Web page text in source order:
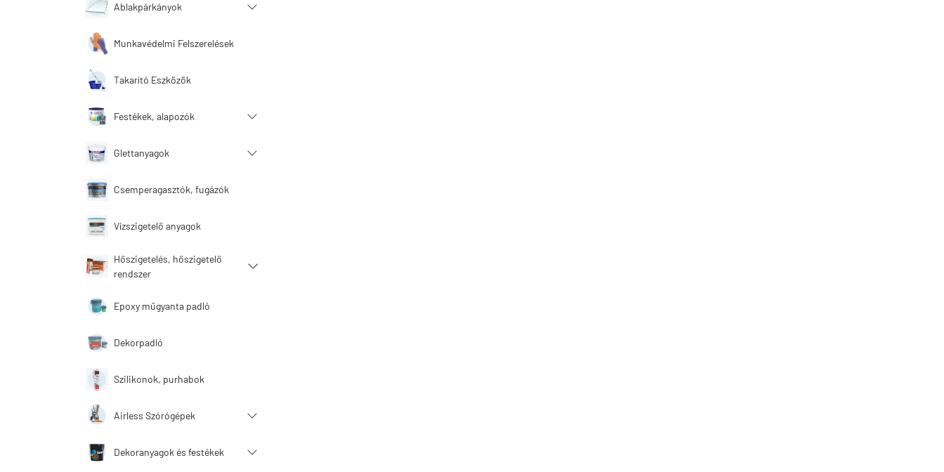
Ablakpárkányok
Munkavédelmi Felszerelések
Takarító Eszközök
Festékek, alapozók
Glettanyagok
Csemperagasztók, fugázók
Vízszigetelő anyagok
Hőszigetelés, hőszigetelő
rendszer
Epoxy műgyanta padló
Dekorpadló
Szilikonok, purhabok
Airless Szórógépek
Dekoranyagok és festékek